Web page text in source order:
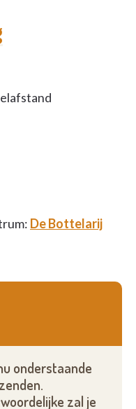
De Bottelarij
onderstaande
zal je